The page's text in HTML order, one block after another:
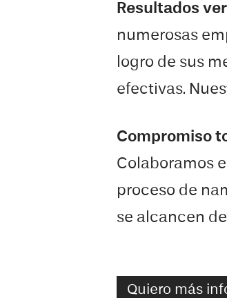
Resultados
numerosas
logro de sus
efectivas.
Compromiso
Colaboramos
proceso de
se alcancen
Quiero más